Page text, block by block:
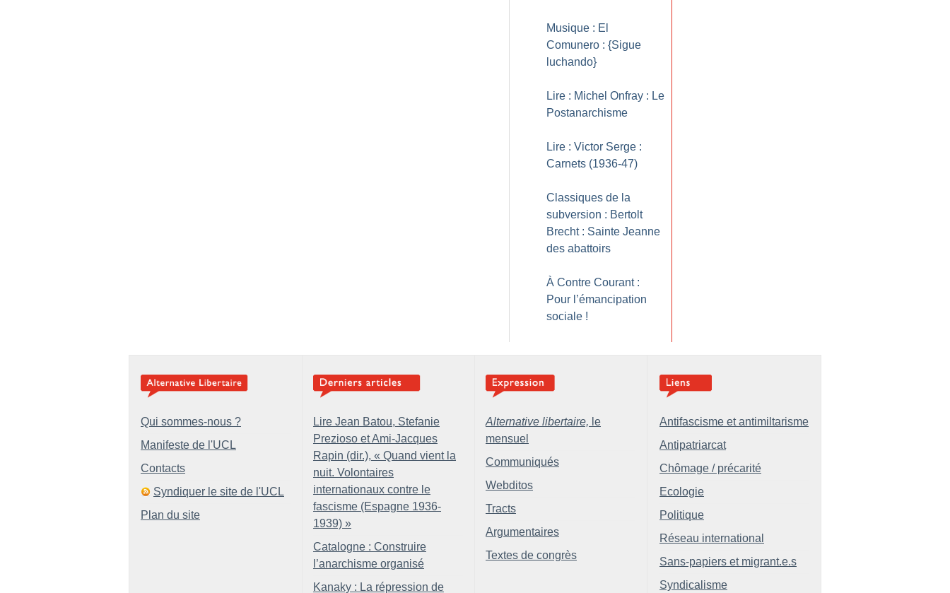
Musique : El
Comunero : {Sigue
luchando}
Lire : Michel Onfray : Le
Postanarchisme
Lire : Victor Serge :
Carnets (1936-47)
Classiques de la
subversion : Bertolt
Brecht : Sainte Jeanne
des abattoirs
À Contre Courant :
Pour l’émancipation
sociale !
Qui sommes-nous ?
Manifeste de l'UCL
Contacts
Syndiquer le site de l'UCL
Plan du site
Lire Jean Batou, Stefanie
Prezioso et Ami-Jacques
Rapin (dir.), « Quand vient la
nuit. Volontaires
internationaux contre le
fascisme (Espagne 1936-
1939) »
Catalogne : Construire
l’anarchisme organisé
Kanaky : La répression de
Alternative libertaire, le
mensuel
Communiqués
Webditos
Tracts
Argumentaires
Textes de congrès
Antifascisme et antimiltarisme
Antipatriarcat
Chômage / précarité
Ecologie
Politique
Réseau international
Sans-papiers et migrant.e.s
Syndicalisme